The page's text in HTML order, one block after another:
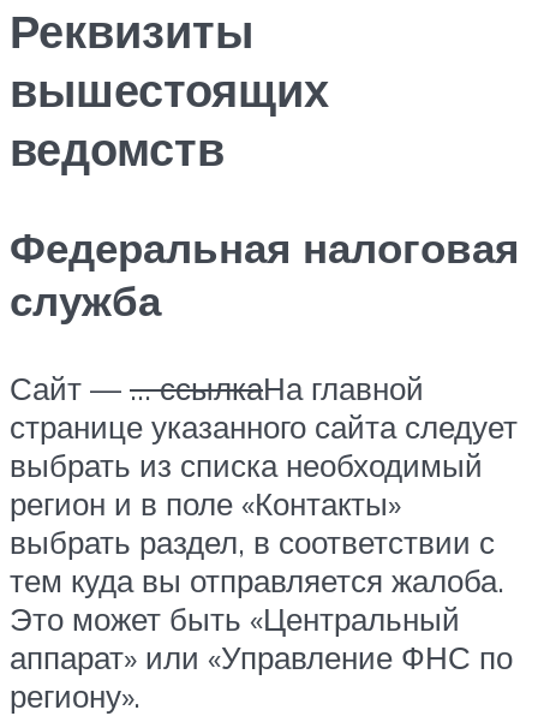
Реквизиты
вышестоящих
ведомств
Федеральная налоговая
служба
Сайт — … ссылкаНа главной
странице указанного сайта следует
выбрать из списка необходимый
регион и в поле «Контакты»
выбрать раздел, в соответствии с
тем куда вы отправляется жалоба.
Это может быть «Центральный
аппарат» или «Управление ФНС по
региону».